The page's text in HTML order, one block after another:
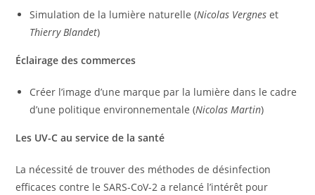
Simulation de la lumière naturelle (Nicolas Vergneset
Thierry Blandet)
Éclairage des commerces
Créer l’image d’une marque par la lumière dans le cadre
d’une politique environnementale (Nicolas Martin)
Les UV-C au service de la santé
La nécessité de trouver des méthodes de désinfection
efficaces contre le SARS-CoV-2 a relancé l’intérêt pour